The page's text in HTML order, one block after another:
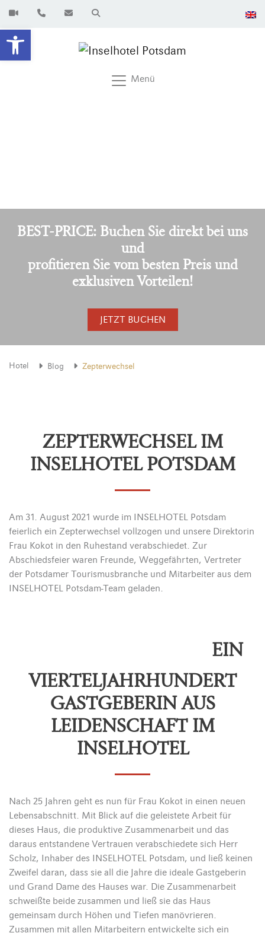
Werkzeugleiste öffnen
Menü
BEST-PRICE: Buchen Sie direkt bei uns
und
profitieren Sie vom besten Preis und
exklusiven Vorteilen!
JETZT BUCHEN
Hotel Blog Zepterwechsel
ZEPTERWECHSEL IM
INSELHOTEL POTSDAM
Am 31. August 2021 wurde im INSELHOTEL Potsdam
feierlich ein Zepterwechsel vollzogen und unsere Direktorin
Frau Kokot in den Ruhestand verabschiedet. Zur
Abschiedsfeier waren Freunde, Weggefährten, Vertreter
der Potsdamer Tourismusbranche und Mitarbeiter aus dem
INSELHOTEL Potsdam-Team geladen.
EIN
VIERTELJAHRHUNDERT
GASTGEBERIN AUS
LEIDENSCHAFT IM
INSELHOTEL
Nach 25 Jahren geht es nun für Frau Kokot in einen neuen
Lebensabschnitt. Mit Blick auf die geleistete Arbeit für
dieses Haus, die produktive Zusammenarbeit und das
daraus entstandene Vertrauen verabschiedete sich Herr
Scholz, Inhaber des INSELHOTEL Potsdam, und ließ keinen
Zweifel daran, dass sie all die Jahre die ideale Gastgeberin
und Grand Dame des Hauses war. Die Zusammenarbeit
schweißte beide zusammen und ließ sie das Haus
gemeinsam durch Höhen und Tiefen manövrieren.
Zusammen mit allen Mitarbeitern entwickelte sich ein